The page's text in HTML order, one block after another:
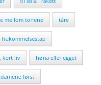
mellom tonene tåre
hukommelsestap
kort liv høna eller egget
damene først